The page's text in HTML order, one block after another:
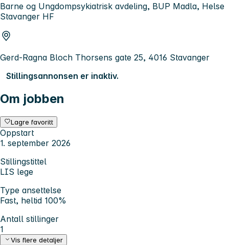
Barne og Ungdompsykiatrisk avdeling, BUP Madla, Helse
Stavanger HF
Gerd-Ragna Bloch Thorsens gate 25, 4016 Stavanger
Stillingsannonsen er inaktiv.
Om jobben
Lagre favoritt
Oppstart
1. september 2026
Stillingstittel
LIS lege
Type ansettelse
Fast, heltid 100%
Antall stillinger
1
Vis flere detaljer